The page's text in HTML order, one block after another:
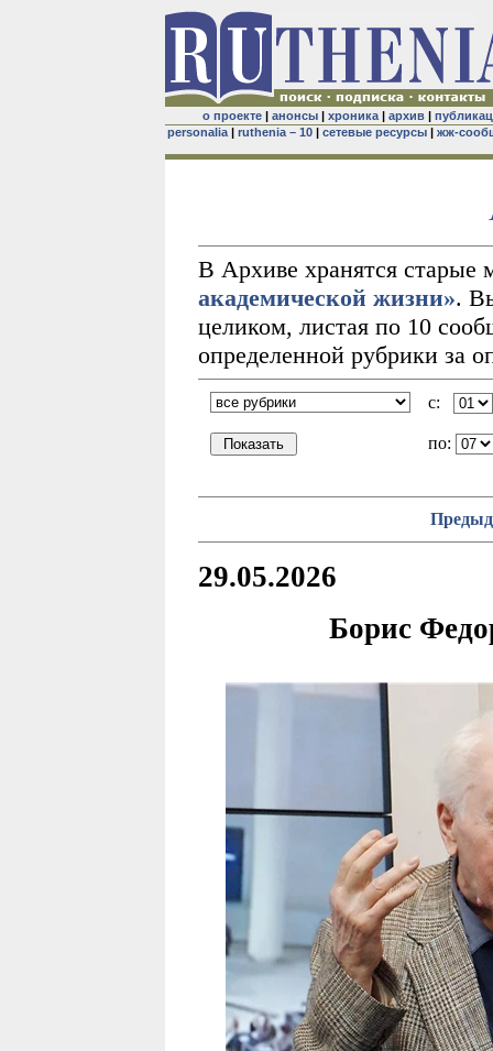
о проекте| анонсы| хроника| архив|
personalia| ruthenia – 10| сетевые ресурсы| жж-
В Архиве хранятся старые
академической жизни».
целиком, листая по 10
определенной рубрики за
с:
по:
29.05.2026
Борис